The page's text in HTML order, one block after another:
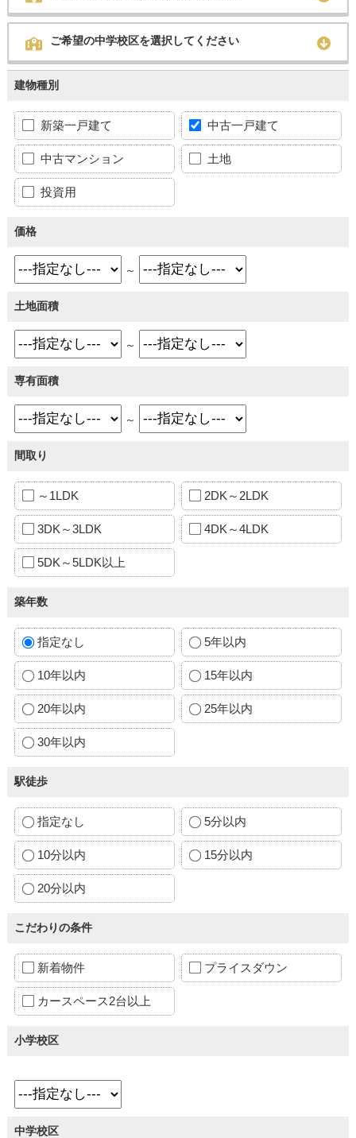
ご希望の中学校区を選択してください
建物種別
新築一戸建て 中古一戸建て
中古マンション 土地
投資用
価格
～
土地面積
～
専有面積
～
間取り
～1LDK 2DK～2LDK
3DK～3LDK 4DK～4LDK
5DK～5LDK以上
築年数
指定なし 5年以内
10年以内 15年以内
20年以内 25年以内
30年以内
駅徒歩
指定なし 5分以内
10分以内 15分以内
20分以内
こだわりの条件
新着物件 プライスダウン
カースペース2台以上
小学校区
中学校区